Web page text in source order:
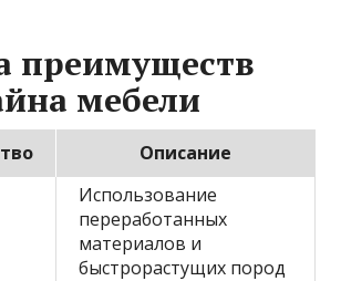
преимуществ
мебели
Описание
Использование
переработанных
материалов и
быстрорастущих пород